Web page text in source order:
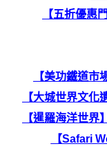
【五折優惠
【美功鐵道市
【大城世界文
【暹羅海洋世
【Safari